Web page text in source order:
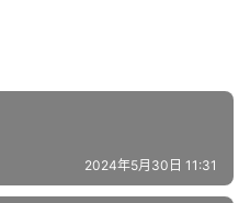
2024年5月30日 11:31